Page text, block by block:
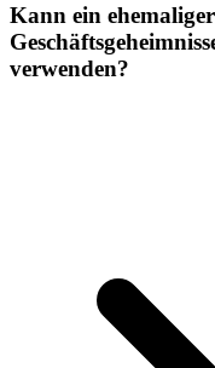
Kann ein
verwenden?